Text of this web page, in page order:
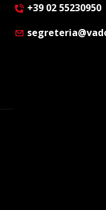
+39 02 55230950